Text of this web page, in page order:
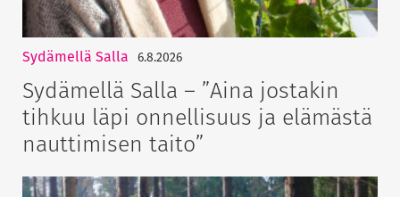
Sydämellä Salla 6.8.2026
Sydämellä Salla – ”Aina jostakin
tihkuu läpi onnellisuus ja elämästä
nauttimisen taito”